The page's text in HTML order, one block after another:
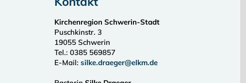
Kirchenregion Schwerin-Stadt
Puschkinstr. 3
19055 Schwerin
Tel.: 0385 569857
E-Mail: silke.draeger@elkm.de